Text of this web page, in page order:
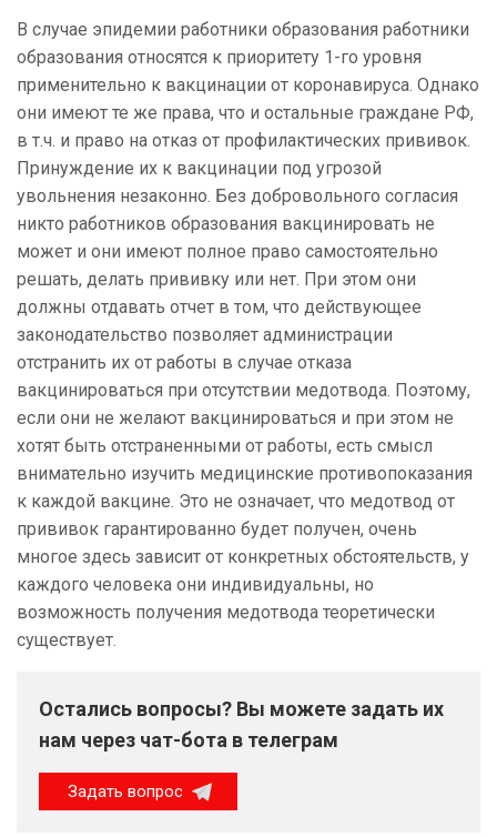
В случае эпидемии работники образования работники
образования относятся к приоритету 1-го уровня
применительно к вакцинации от коронавируса. Однако
они имеют те же права, что и остальные граждане РФ,
в т.ч. и право на отказ от профилактических прививок.
Принуждение их к вакцинации под угрозой
увольнения незаконно. Без добровольного согласия
никто работников образования вакцинировать не
может и они имеют полное право самостоятельно
решать, делать прививку или нет. При этом они
должны отдавать отчет в том, что действующее
законодательство позволяет администрации
отстранить их от работы в случае отказа
вакцинироваться при отсутствии медотвода. Поэтому,
если они не желают вакцинироваться и при этом не
хотят быть отстраненными от работы, есть смысл
внимательно изучить медицинские противопоказания
к каждой вакцине. Это не означает, что медотвод от
прививок гарантированно будет получен, очень
многое здесь зависит от конкретных обстоятельств, у
каждого человека они индивидуальны, но
возможность получения медотвода теоретически
существует.
Остались вопросы? Вы можете задать их
нам через чат-бота в телеграм
Задать вопрос